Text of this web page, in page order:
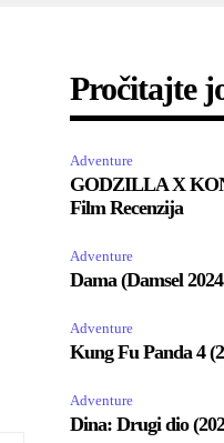
Pročitajte
Adventure
GODZILLA X
Film Recenzija
Adventure
Dama (Damsel
Adventure
Kung Fu Panda 4
Adventure
Dina: Drugi dio